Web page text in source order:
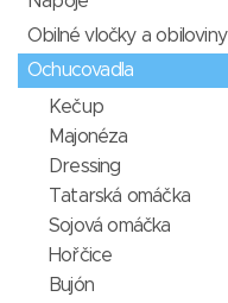
Obilné vločky a obiloviny
Ochucovadla
Kečup
Majonéza
Dressing
Tatarská omáčka
Sojová omáčka
Hořčice
Bujón